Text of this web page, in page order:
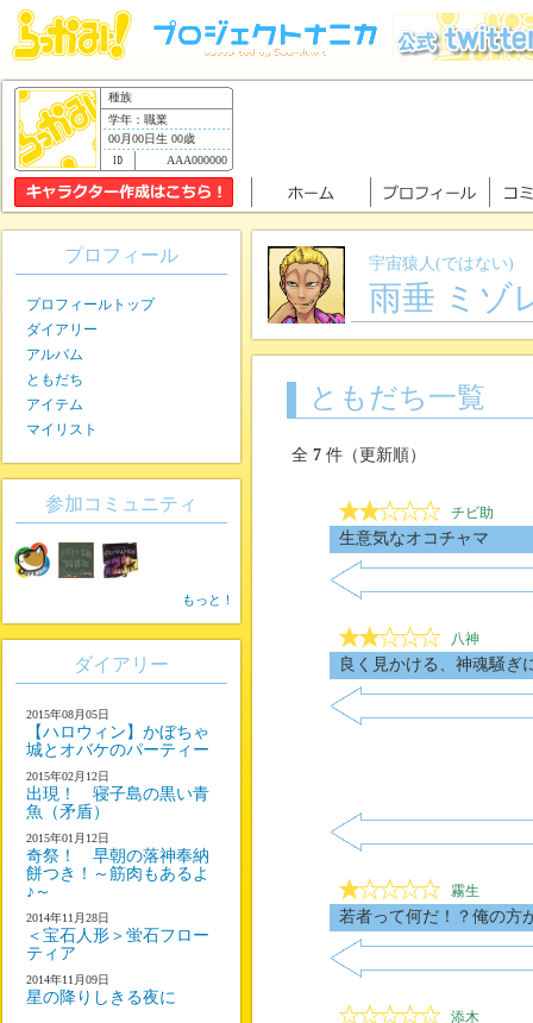
種族
学年：職業
00月00日生 00歳
AAA000000
宇宙猿人(ではない)
雨垂 ミゾ
ともだち一覧
全 7 件（更新順）
チビ助
生意気なオコチャマ
八神
良く見かける、神魂騒ぎ
霧生
若者って何だ！？俺の方
添木
プロフィール
プロフィールトップ
ダイアリー
アルバム
ともだち
アイテム
マイリスト
参加コミュニティ
もっと！
ダイアリー
2015年08月05日
【ハロウィン】かぼちゃ
城とオバケのパーティー
2015年02月12日
出現！ 寝子島の黒い青
魚（矛盾）
2015年01月12日
奇祭！ 早朝の落神奉納
餅つき！～筋肉もあるよ
♪～
2014年11月28日
＜宝石人形＞蛍石フロー
ティア
2014年11月09日
星の降りしきる夜に